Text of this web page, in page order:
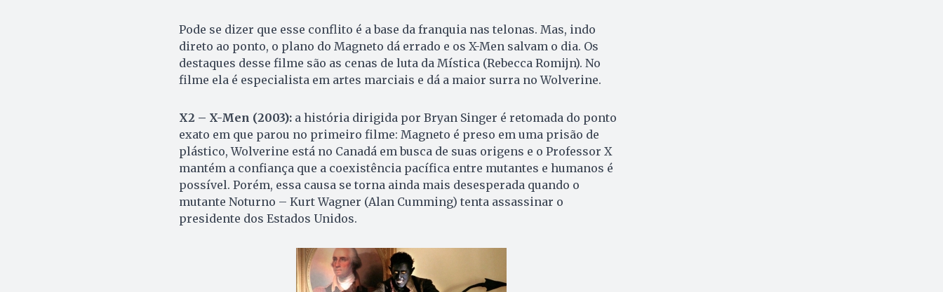
Pode se dizer que esse conflito é a base da franquia nas telonas. Mas, indo
direto ao ponto, o plano do Magneto dá errado e os X-Men salvam o dia. Os
destaques desse filme são as cenas de luta da Mística (Rebecca Romijn). No
filme ela é especialista em artes marciais e dá a maior surra no Wolverine.
X2 – X-Men (2003): a história dirigida por Bryan Singer é retomada do ponto
exato em que parou no primeiro filme: Magneto é preso em uma prisão de
plástico, Wolverine está no Canadá em busca de suas origens e o Professor X
mantém a confiança que a coexistência pacífica entre mutantes e humanos é
possível. Porém, essa causa se torna ainda mais desesperada quando o
mutante Noturno – Kurt Wagner (Alan Cumming) tenta assassinar o
presidente dos Estados Unidos.